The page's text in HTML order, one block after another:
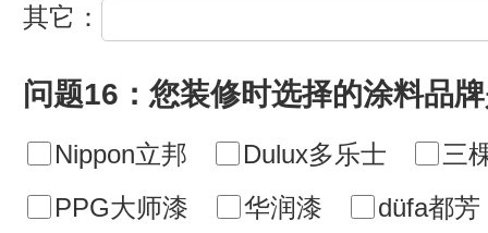
其它：
问题16：您装修时选择的涂料品
Nippon立邦 Dulux多乐士
三
PPG大师漆
华润漆
düfa都芳